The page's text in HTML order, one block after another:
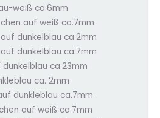
weiß ca.6mm
auf weiß ca.7mm
dunkelblau ca.2mm
dunkelblau ca.7mm
ca.23mm
ca. 2mm
dunkleblau ca.7mm
auf weiß ca.7mm